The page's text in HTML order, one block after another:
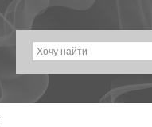
Хочу найти